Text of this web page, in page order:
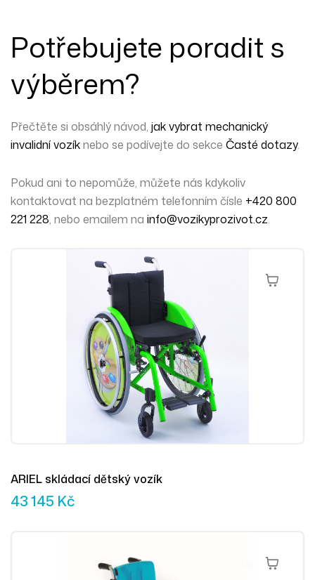
Potřebujete poradit s
výběrem?
Přečtěte si obsáhlý návod, jak vybrat mechanický
invalidní vozíknebo se podívejte do sekce Časté dotazy.
Pokud ani to nepomůže, můžete nás kdykoliv
kontaktovat na bezplatném telefonním čísle +420 800
221 228, nebo emailem na info@vozikyprozivot.cz.
Přidat Do
ARIEL skládací dětský vozík
43 145 Kč
Přidat Do